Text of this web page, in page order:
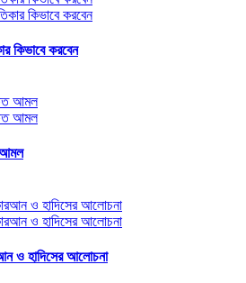
কিভাবে করবেন
আমল
ও হাদিসের আলোচনা